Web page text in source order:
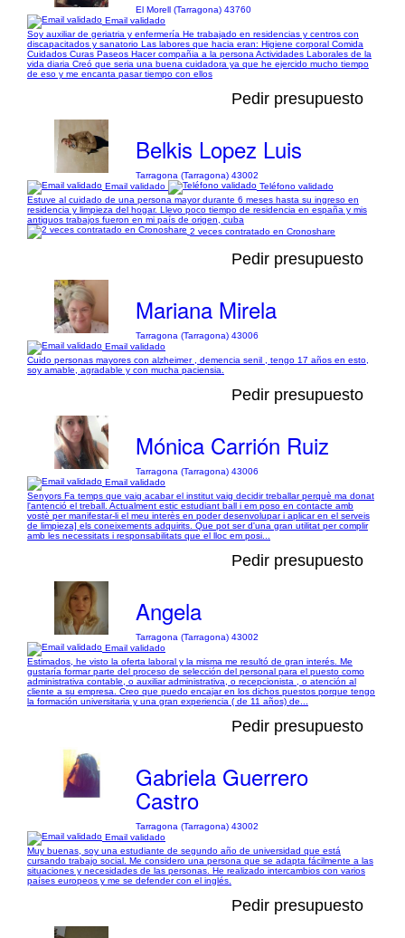
El Morell (Tarragona) 43760
Email validado
Soy auxiliar de geriatria y enfermería He trabajado en residencias y centros con
discapacitados y sanatorio Las labores que hacia eran: Higiene corporal Comida
Cuidados Curas Paseos Hacer compañia a la persona Actividades Laborales de la
vida diaria Creó que seria una buena cuidadora ya que he ejercido mucho tiempo
de eso y me encanta pasar tiempo con ellos
Pedir presupuesto
Belkis Lopez Luis
Tarragona (Tarragona) 43002
Email validado
Teléfono validado
Estuve al cuidado de una persona mayor durante 6 meses hasta su ingreso en
residencia y limpieza del hogar. Llevo poco tiempo de residencia en españa y mis
antiguos trabajos fueron en mi país de origen, cuba
2 veces contratado en Cronoshare
Pedir presupuesto
Mariana Mirela
Tarragona (Tarragona) 43006
Email validado
Cuido personas mayores con alzheimer , demencia senil , tengo 17 años en esto,
soy amable, agradable y con mucha paciensia.
Pedir presupuesto
Mónica Carrión Ruiz
Tarragona (Tarragona) 43006
Email validado
Senyors Fa temps que vaig acabar el institut vaig decidir treballar perquè ma donat
l'antenció el treball. Actualment estic estudiant ball i em poso en contacte amb
vostè per manifestar-li el meu interès en poder desenvolupar i aplicar en el serveis
de limpieza] els coneixements adquirits. Que pot ser d'una gran utilitat per complir
amb les necessitats i responsabilitats que el lloc em posi...
Pedir presupuesto
Angela
Tarragona (Tarragona) 43002
Email validado
Estimados, he visto la oferta laboral y la misma me resultó de gran interés. Me
gustaría formar parte del proceso de selección del personal para el puesto como
administrativa contable, o auxiliar administrativa, o recepcionista , o atención al
cliente a su empresa. Creo que puedo encajar en los dichos puestos porque tengo
la formación universitaria y una gran experiencia ( de 11 años) de...
Pedir presupuesto
Gabriela Guerrero
Castro
Tarragona (Tarragona) 43002
Email validado
Muy buenas, soy una estudiante de segundo año de universidad que está
cursando trabajo social. Me considero una persona que se adapta fácilmente a las
situaciones y necesidades de las personas. He realizado intercambios con varios
países europeos y me se defender con el inglés.
Pedir presupuesto